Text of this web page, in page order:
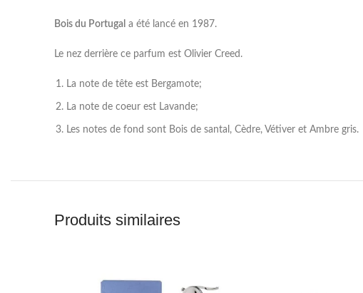
Bois du Portugal a été lancé en 1987.
Le nez derrière ce parfum est Olivier Creed.
La note de tête est Bergamote;
La note de coeur est Lavande;
Les notes de fond sont Bois de santal, Cèdre, Vétiver et Ambre gris.
Produits similaires